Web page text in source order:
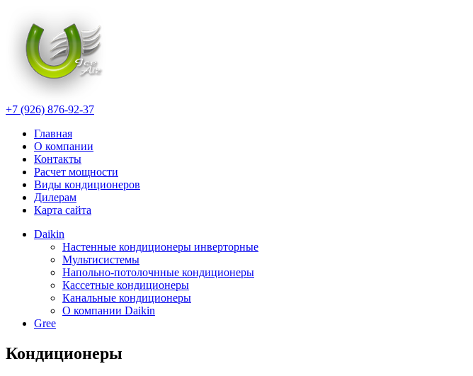
+7 (926) 876-92-37
Главная
О компании
Контакты
Расчет мощности
Виды кондиционеров
Дилерам
Карта сайта
Daikin
Настенные кондиционеры инверторные
Мультисистемы
Напольно-потолочнные кондиционеры
Кассетные кондиционеры
Канальные кондиционеры
О компании Daikin
Gree
Кондиционеры